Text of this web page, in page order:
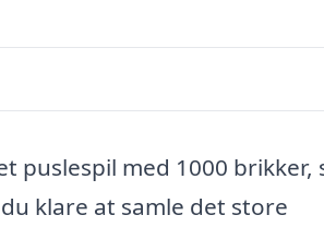
puslespil med 1000 brikker,
klare at samle det store